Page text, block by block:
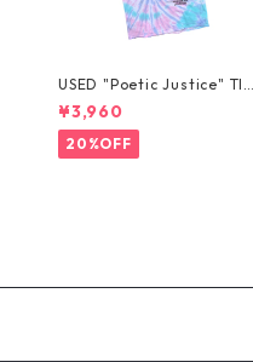
USED "Poetic Justice" TIE
-DYE TEE
¥3,960
20%OFF